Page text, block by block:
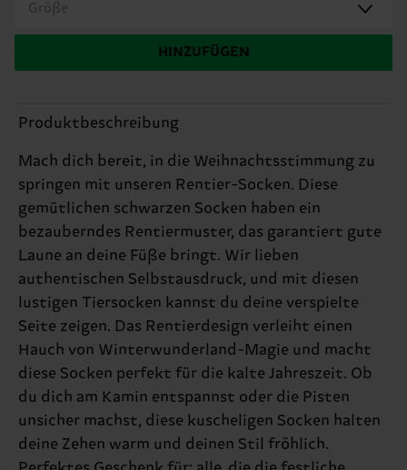
Größe
HINZUFÜGEN
Produktbeschreibung
Mach dich bereit, in die Weihnachtsstimmung zu
springen mit unseren Rentier-Socken. Diese
gemütlichen schwarzen Socken haben ein
bezauberndes Rentiermuster, das garantiert gute
Laune an deine Füße bringt. Wir lieben
authentischen Selbstausdruck, und mit diesen
lustigen Tiersocken kannst du deine verspielte
Seite zeigen. Das Rentierdesign verleiht einen
Hauch von Winterwunderland-Magie und macht
diese Socken perfekt für die kalte Jahreszeit. Ob
du dich am Kamin entspannst oder die Pisten
unsicher machst, diese kuscheligen Socken halten
deine Zehen warm und deinen Stil fröhlich.